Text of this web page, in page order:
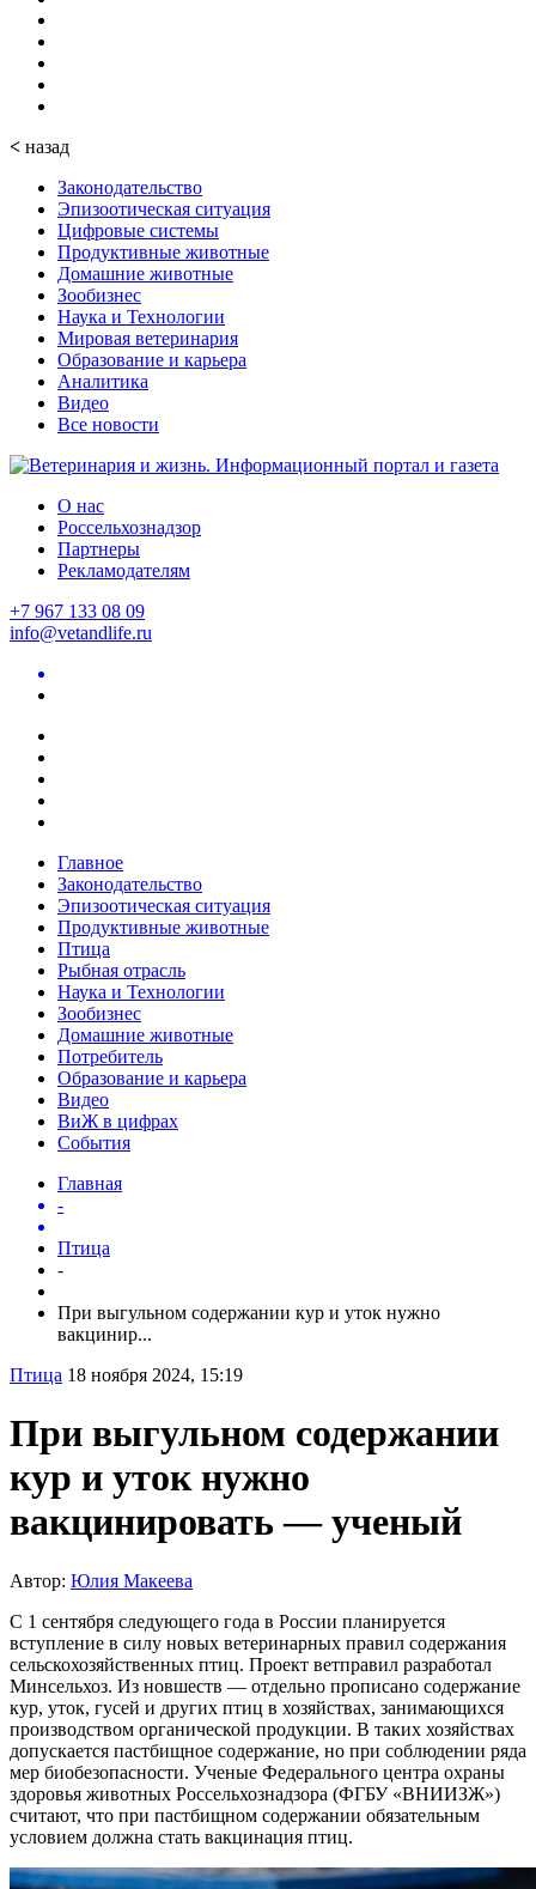
< назад
Законодательство
Эпизоотическая ситуация
Цифровые системы
Продуктивные животные
Домашние животные
Зообизнес
Наука и Технологии
Мировая ветеринария
Образование и карьера
Аналитика
Видео
Все новости
О нас
Россельхознадзор
Партнеры
Рекламодателям
+7 967 133 08 09
info@vetandlife.ru
Главное
Законодательство
Эпизоотическая ситуация
Продуктивные животные
Птица
Рыбная отрасль
Наука и Технологии
Зообизнес
Домашние животные
Потребитель
Образование и карьера
Видео
ВиЖ в цифрах
События
Главная
-
Птица
-
При выгульном содержании кур и уток нужно
вакцинир...
Птица 18 ноября 2024, 15:19
При выгульном содержании
кур и уток нужно
вакцинировать — ученый
Автор: Юлия Макеева
С 1 сентября следующего года в России планируется
вступление в силу новых ветеринарных правил содержания
сельскохозяйственных птиц. Проект ветправил разработал
Минсельхоз. Из новшеств — отдельно прописано содержание
кур, уток, гусей и других птиц в хозяйствах, занимающихся
производством органической продукции. В таких хозяйствах
допускается пастбищное содержание, но при соблюдении ряда
мер биобезопасности. Ученые Федерального центра охраны
здоровья животных Россельхознадзора (ФГБУ «ВНИИЗЖ»)
считают, что при пастбищном содержании обязательным
условием должна стать вакцинация птиц.